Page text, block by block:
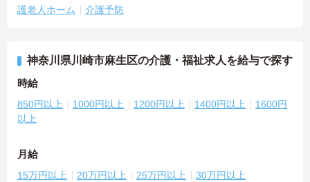
護老人ホーム
介護予防
神奈川県川崎市麻生区の介護・福祉求人を給与で探す
時給
850円以上 1000円以上 1200円以上 1400円以上
1600円
以上
月給
15万円以上 20万円以上 25万円以上 30万円以上